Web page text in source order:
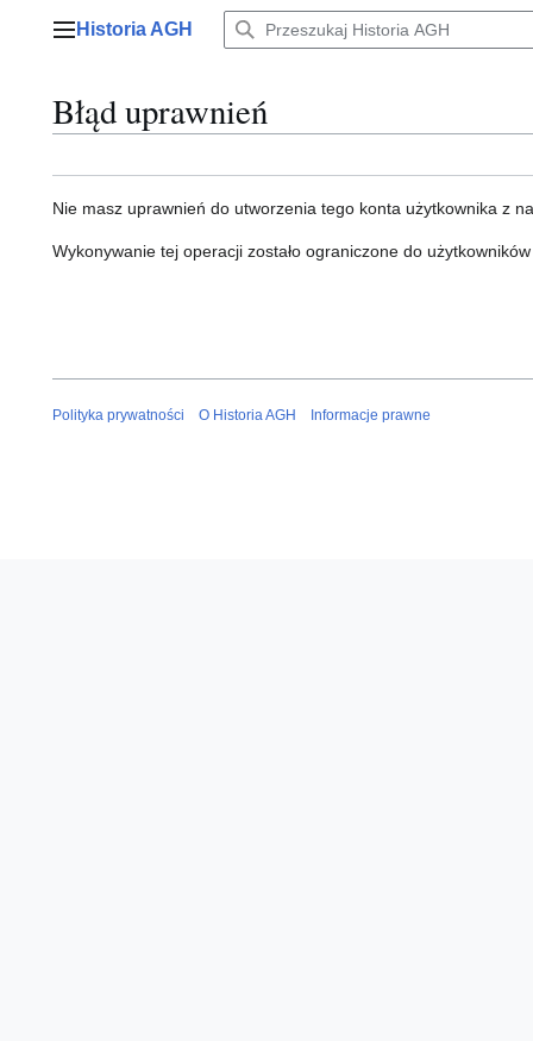
Menu główne
Historia AGH
Błąd uprawnień
Nie masz uprawnień do utworzenia tego konta użytkownika z
Wykonywanie tej operacji zostało ograniczone do
Polityka prywatności O Historia AGH Informacje prawne